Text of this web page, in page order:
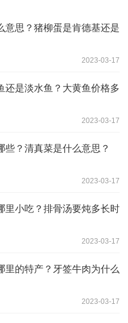
意思？猪柳蛋是肯德基还是
2023-03-17
还是淡水鱼？大黄鱼价格多
2023-03-17
些？清真菜是什么意思？
2023-03-17
里小吃？排骨汤要炖多长时
2023-03-17
里的特产？牙签牛肉为什么
2023-03-17